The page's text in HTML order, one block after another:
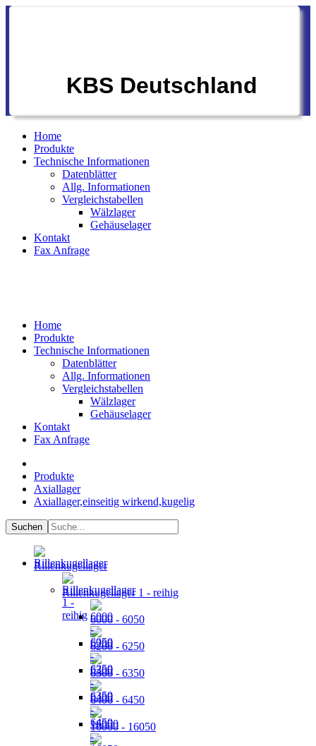
KBS Deutschland
Home
Produkte
Technische Informationen
Datenblätter
Allg. Informationen
Vergleichstabellen
Wälzlager
Gehäuselager
Kontakt
Fax Anfrage
Home
Produkte
Technische Informationen
Datenblätter
Allg. Informationen
Vergleichstabellen
Wälzlager
Gehäuselager
Kontakt
Fax Anfrage
Produkte
Axiallager
Axiallager,einseitig wirkend,kugelig
Rillenkugellager
Rillenkugellager 1 - reihig
6000 - 6050
6200 - 6250
6300 - 6350
6400 - 6450
16000 - 16050